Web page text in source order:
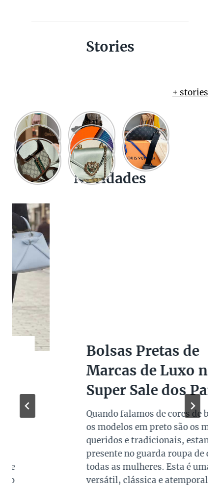
Stories
+ stories
Novidades
Bolsas Pretas de
Marcas de Luxo na
Super Sale dos Pais
Quando falamos de cores de bolsas,
os modelos em preto são os mais
queridos e tradicionais, estando
presente no guarda roupa de quase
todas as mulheres. Esta é uma cor
versátil, clássica e atemporal e